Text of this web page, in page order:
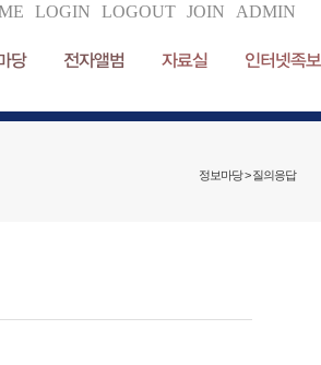
LOGIN LOGOUT JOIN ADMIN
당 전자앨범 자료실 인터넷족보
정보마당 > 질의응답